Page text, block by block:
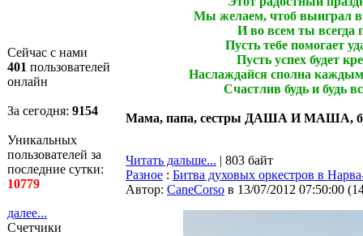
Сейчас с нами
401 пользователей
онлайн
За сегодня: 9155
Уникальных
пользователей за
последние сутки:
10779
далее...
Счетчики
Мы желаем, чтоб выиграл в
И во всем ты всегда
Пусть тебе помогает
Пусть успех будет
Наслаждайся сполна
Счастлив будь и будь
Мама, папа, сестры ДАША И МАША,
Читать дальше... | 803 байт
Разное : Битва духовых оркестров в
Автор: CaneCorso в 13/07/2012 07:50:00 (